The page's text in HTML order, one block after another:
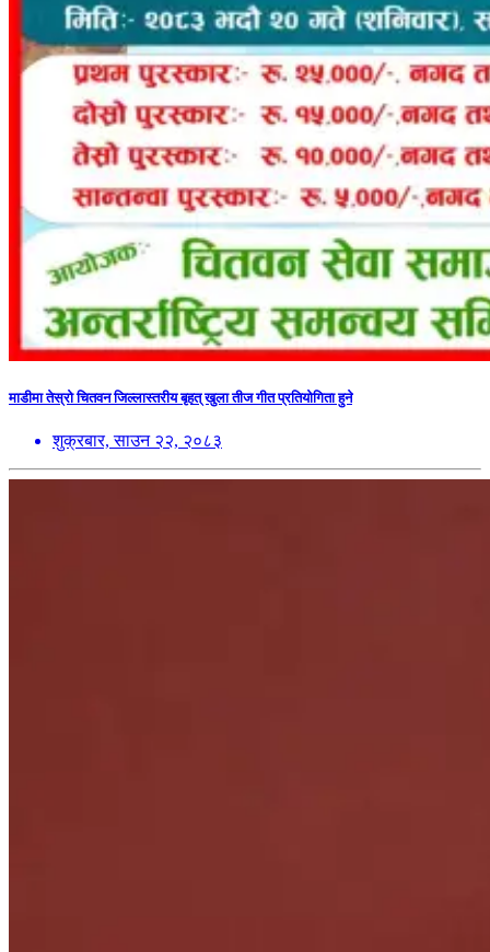
माडीमा तेस्रो चितवन जिल्लास्तरीय बृहत् खुला तीज गीत प्रतियोगिता हुने
शुक्रबार, साउन २२, २०८३